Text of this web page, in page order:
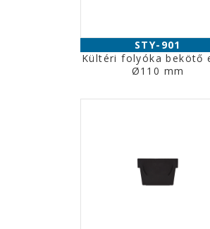
STY-901
Kültéri folyóka bekötő
Ø110 mm